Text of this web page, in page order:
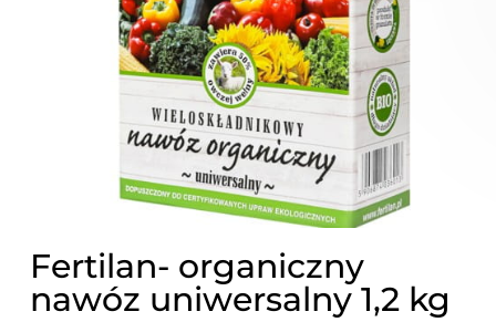
Fertilan- organiczny
nawóz uniwersalny 1,2 kg